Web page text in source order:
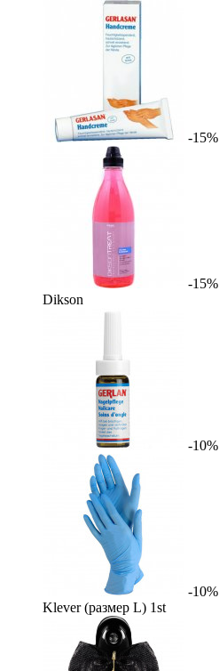
-15%
-15%
Dikson
-10%
-10%
Klever (размер L) 1st